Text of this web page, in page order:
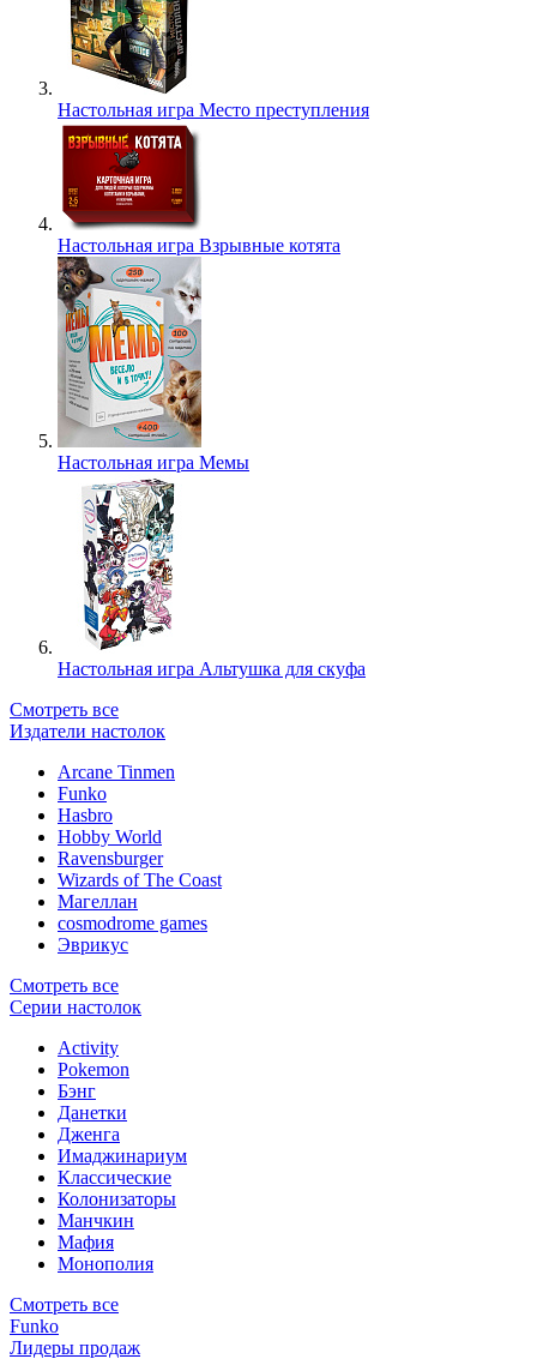
Настольная игра Место преступления
Настольная игра Взрывные котята
Настольная игра Мемы
Настольная игра Альтушка для скуфа
Смотреть все
Издатели настолок
Arcane Tinmen
Funko
Hasbro
Hobby World
Ravensburger
Wizards of The Coast
Магеллан
сosmodrome games
Эврикус
Смотреть все
Серии настолок
Activity
Pokemon
Бэнг
Данетки
Дженга
Имаджинариум
Классические
Колонизаторы
Манчкин
Мафия
Монополия
Смотреть все
Funko
Лидеры продаж